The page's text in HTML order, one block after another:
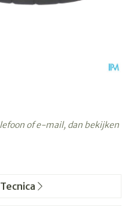
of e-mail, dan bekijken